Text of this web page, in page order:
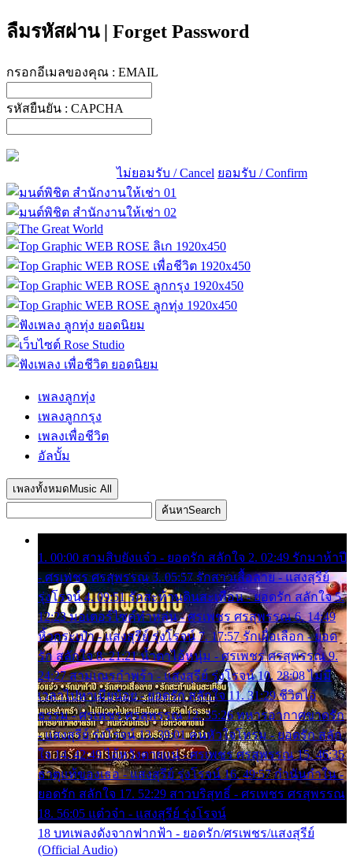
ลืมรหัสผ่าน | Forget Password
กรอกอีเมลของคุณ : EMAIL
รหัสยืนยัน : CAPCHA
ไม่ยอมรับ / Cancel ยอมรับ / Confirm
เพลงลูกทุ่ง
เพลงลูกกรุง
เพลงเพื่อชีวิต
อัลบั้ม
เพลงทั้งหมด Music All
ค้นหาSearch
1. 00:00 สามสิบยังแจ๋ว - ยอดรัก สลักใจ 2. 02:49 รักมาห้าปี
- ศรเพชร ศรสุพรรณ 3. 05:57 รักสาวเสื้อลาย - แสงสุรีย์
รุ่งโรจน์ 4. 09:51 รักสะท้านดินสะเทือน - ยอดรัก สลักใจ 5.
12:23 มอเตอร์ไซค์ทำหล่น - ศรเพชร ศรสุพรรณ 6. 14:49
หิ้วกระเป๋า - แสงสุรีย์ รุ่งโรจน์ 7. 17:57 รักเผื่อเลือก - ยอด
รัก สลักใจ 8. 21:21 น้ำตาไอ้หนุ่ม - ศรเพชร ศรสุพรรณ 9.
24:27 สามเณรกำพร้า - แสงสุรีย์ รุ่งโรจน์ 10. 28:08 ไม่มี
เวลาไปหาเมียน้อย - ยอดรัก สลักใจ 11. 31:29 ชีวิตไอ้
ธรรม - ศรเพชร ศรสุพรรณ 12. 35:26 ทหารอากาศขาดรัก
- แสงสุรีย์ รุ่งโรจน์ 13. 39:01 คนหัวใจโทรม - ยอดรัก สลัก
ใจ 14. 42:49 ไอ้หวังตายแน่ - ศรเพชร ศรสุพรรณ 15. 46:35
ธาตุแท้ของเธอ - แสงสุรีย์ รุ่งโรจน์ 16. 49:57 กำนันกำใน -
ยอดรัก สลักใจ 17. 52:29 สาวบริสุทธิ์ - ศรเพชร ศรสุพรรณ
18. 56:05 แต๋วจ๋า - แสงสุรีย์ รุ่งโรจน์
18 บทเพลงดังจากฟากฟ้า - ยอดรัก/ศรเพชร/แสงสุรีย์
(Official Audio)